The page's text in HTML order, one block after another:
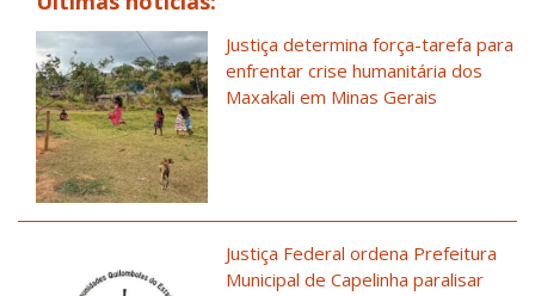
Justiça determina força-tarefa para
enfrentar crise humanitária dos
Maxakali em Minas Gerais
Justiça Federal ordena Prefeitura
Municipal de Capelinha paralisar